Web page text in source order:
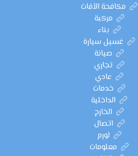
مكافحة الآفات
مركبة
بناء
غسيل سيارة
صيانة
تجاري
عادي
خدمات
الداخلية
الخارج
اتصال
لورم
معلومات